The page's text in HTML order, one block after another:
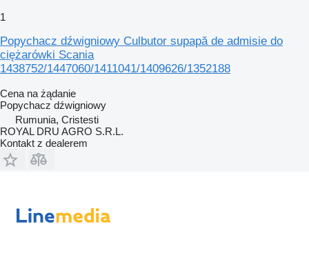
1
Popychacz dźwigniowy Culbutor supapă de admisie do
ciężarówki Scania
1438752/1447060/1411041/1409626/1352188
Cena na żądanie
Popychacz dźwigniowy
Rumunia, Cristesti
ROYAL DRU AGRO S.R.L.
Kontakt z dealerem